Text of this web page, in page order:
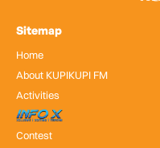
Sitemap
Home
About KUPIKUPI FM
Activities
InfoX
Contest